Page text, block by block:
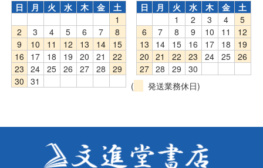
日
月 火 水 木 金
土
1
2
3 4 5 6 7
8
9
10 11 12 13 14
15
16
17 18 19 20 21
22
23
24 25 26 27 28
29
30
31
日
月 火 水 木 金
土
1
2 3 4
5
6
7 8 9 10 11
12
13
14 15 16 17 18
19
20
21 22 23 24 25
26
27 28 29
30
(
発送業務休日)